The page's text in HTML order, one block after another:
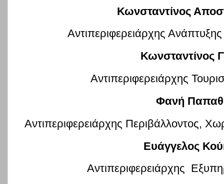
Κωνσταντίνος
Αντιπεριφερειάρχης
Κωνσταντίνος
Αντιπεριφερειάρχης
Φανή
Αντιπεριφερειάρχης Περιβάλλοντος,
Ευάγγελος
Αντιπεριφερειάρχης